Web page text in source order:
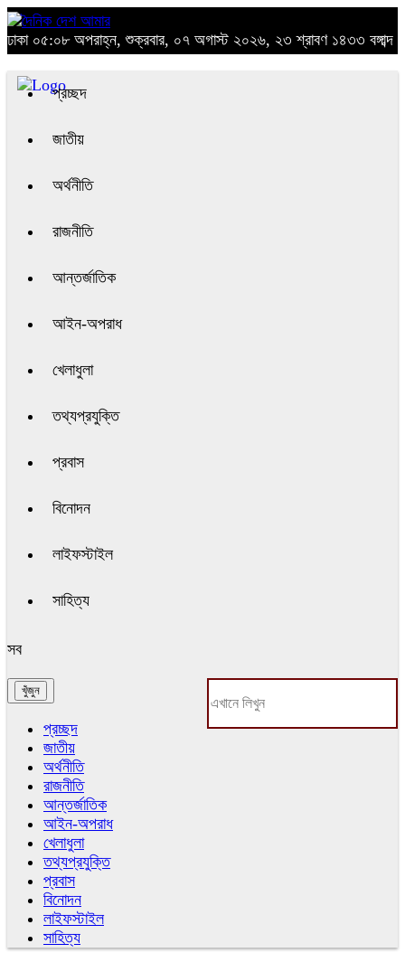
ঢাকা ০৫:০৮ অপরাহ্ন, শুক্রবার, ০৭ অগাস্ট ২০২৬, ২৩ শ্রাবণ ১৪৩৩ বঙ্গাব্দ
প্রচ্ছদ
জাতীয়
অর্থনীতি
রাজনীতি
আন্তর্জাতিক
আইন-অপরাধ
খেলাধুলা
তথ্যপ্রযুক্তি
প্রবাস
বিনোদন
লাইফস্টাইল
সাহিত্য
সব
প্রচ্ছদ
জাতীয়
অর্থনীতি
রাজনীতি
আন্তর্জাতিক
আইন-অপরাধ
খেলাধুলা
তথ্যপ্রযুক্তি
প্রবাস
বিনোদন
লাইফস্টাইল
সাহিত্য